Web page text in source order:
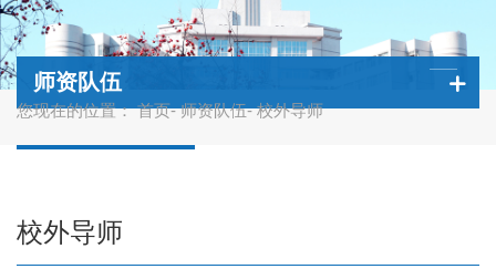
您现在的位置：首页-师资队伍- 校外导师
师资队伍
校外导师